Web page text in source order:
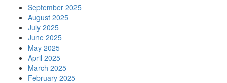
September 2025
August 2025
July 2025
June 2025
May 2025
April 2025
March 2025
February 2025